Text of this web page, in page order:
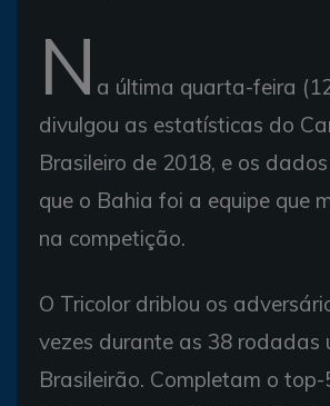
N a última quarta-feira
divulgou as estatísticas do
Brasileiro de 2018, e os
que o Bahia foi a equipe que
na competição.
O Tricolor driblou os
vezes durante as 38 rodadas
Brasileirão. Completam o